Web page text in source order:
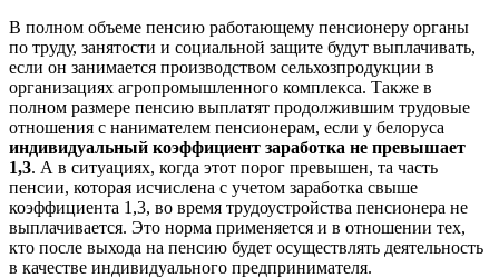
В полном объеме пенсию работающему пенсионеру органы
по труду, занятости и социальной защите будут выплачивать,
если он занимается производством сельхозпродукции в
организациях агропромышленного комплекса. Также в
полном размере пенсию выплатят продолжившим трудовые
отношения с нанимателем пенсионерам, если у белоруса
индивидуальный коэффициент заработка не превышает
1,3. А в ситуациях, когда этот порог превышен, та часть
пенсии, которая исчислена с учетом заработка свыше
коэффициента 1,3, во время трудоустройства пенсионера не
выплачивается. Это норма применяется и в отношении тех,
кто после выхода на пенсию будет осуществлять деятельность
в качестве индивидуального предпринимателя.